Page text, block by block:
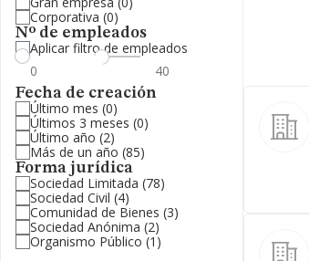
Corporativa (0)
Nº de empleados
Aplicar filtro de empleados
Fecha de creación
Último mes (0)
Últimos 3 meses (0)
Último año (2)
Más de un año (85)
Forma jurídica
Sociedad Limitada (78)
Sociedad Civil (4)
Comunidad de Bienes (3)
Sociedad Anónima (2)
Organismo Público (1)